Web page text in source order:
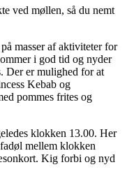
ved møllen, så du nemt
masser af aktiviteter for
i god tid og nyder
Der er mulighed for at
Kebab og
pommes frites og
klokken 13.00. Her
mellem klokken
Kig forbi og nyd